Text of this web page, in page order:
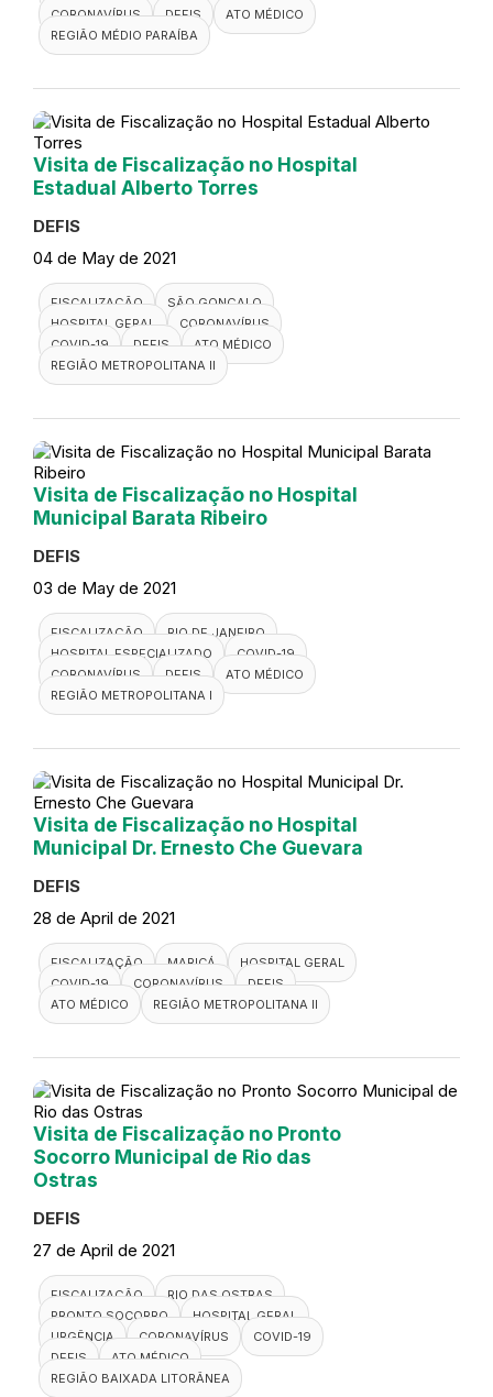
CORONAVÍRUS
DEFIS
ATO MÉDICO
REGIÃO MÉDIO PARAÍBA
Visita de Fiscalização no Hospital
Estadual Alberto Torres
DEFIS
04 de May de 2021
FISCALIZAÇÃO
SÃO GONÇALO
HOSPITAL GERAL
CORONAVÍRUS
COVID-19
DEFIS
ATO MÉDICO
REGIÃO METROPOLITANA II
Visita de Fiscalização no Hospital
Municipal Barata Ribeiro
DEFIS
03 de May de 2021
FISCALIZAÇÃO
RIO DE JANEIRO
HOSPITAL ESPECIALIZADO
COVID-19
CORONAVÍRUS
DEFIS
ATO MÉDICO
REGIÃO METROPOLITANA I
Visita de Fiscalização no Hospital
Municipal Dr. Ernesto Che Guevara
DEFIS
28 de April de 2021
FISCALIZAÇÃO MARICÁ
HOSPITAL GERAL
COVID-19
CORONAVÍRUS
DEFIS
ATO MÉDICO
REGIÃO METROPOLITANA II
Visita de Fiscalização no Pronto
Socorro Municipal de Rio das
Ostras
DEFIS
27 de April de 2021
FISCALIZAÇÃO
RIO DAS OSTRAS
PRONTO SOCORRO
HOSPITAL GERAL
URGÊNCIA
CORONAVÍRUS
COVID-19
DEFIS
ATO MÉDICO
REGIÃO BAIXADA LITORÂNEA